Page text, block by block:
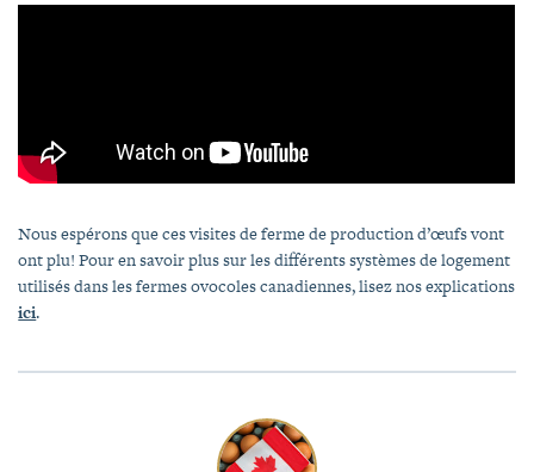
Nous espérons que ces visites de ferme de production d’œufs vont
ont plu! Pour en savoir plus sur les différents systèmes de logement
utilisés dans les fermes ovocoles canadiennes, lisez nos explications
ici.